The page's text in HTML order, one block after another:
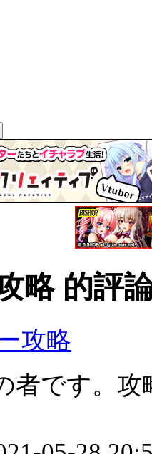
略 的評
攻略
者です。